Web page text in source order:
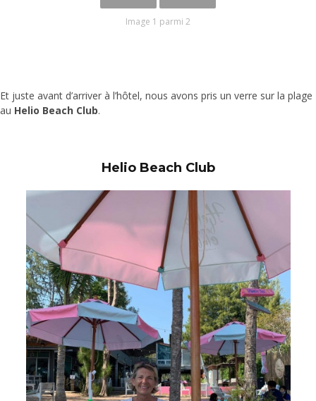
Image 1 parmi 2
Et juste avant d’arriver à l’hôtel, nous avons pris un verre sur la plage
au Helio Beach Club.
Helio Beach Club